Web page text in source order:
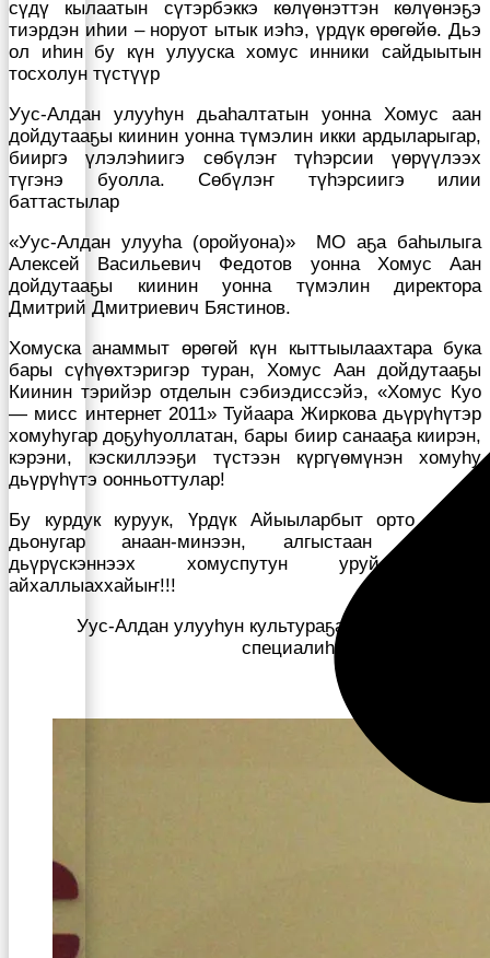
сүдү кылаатын сүтэрбэккэ көлүөнэттэн көлүөнэҕэ
тиэрдэн иһии – норуот ытык иэһэ, үрдүк өрөгөйө. Дьэ
ол иһин бу күн улууска хомус инники сайдыытын
тосхолун түстүүр
Уус-Алдан улууһун дьаһалтатын уонна Хомус аан
дойдутааҕы киинин уонна түмэлин икки ардыларыгар,
бииргэ үлэлэһиигэ сөбүлэҥ түһэрсии үөрүүлээх
түгэнэ буолла. Сөбүлэҥ түһэрсиигэ илии
баттастылар
«Уус-Алдан улууһа (оройуона)» МО аҕа баһылыга
Алексей Васильевич Федотов уонна Хомус Аан
дойдутааҕы киинин уонна түмэлин директора
Дмитрий Дмитриевич Бястинов.
Хомуска анаммыт өрөгөй күн кыттыылаахтара бука
бары сүһүөхтэригэр туран, Хомус Аан дойдутааҕы
Киинин тэрийэр отделын сэбиэдиссэйэ, «Хомус Куо
— мисс интернет 2011» Туйаара Жиркова дьүрүһүтэр
хомуһугар доҕуһуоллатан, бары биир санааҕа киирэн,
кэрэни, кэскиллээҕи түстээн күргүөмүнэн хомуһу
дьүрүһүтэ оонньоттулар!
Бу курдук куруук, Үрдүк Айыыларбыт орто дойду
дьонугар анаан-минээн, алгыстаан ыыппыт
дьүрүскэннээх хомуспутун уруйдуоххайыҥ,
айхаллыаххайыҥ!!!
Уус-Алдан улууһун культураҕа управлениетын
специалиһа Анна Федорова